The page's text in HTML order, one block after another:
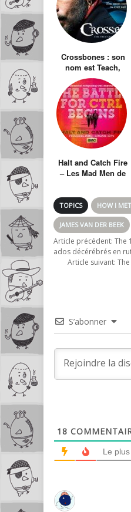
Crossbones : son
nom est Teach,
John MalkoTeach
Halt and Catch Fire
– Les Mad Men de
80’s
TOPICS HOW I
JAMES VAN DER BEEK
Article précédent: The
ados décérébrés en
Article suivant:
S’abonner
18
Le